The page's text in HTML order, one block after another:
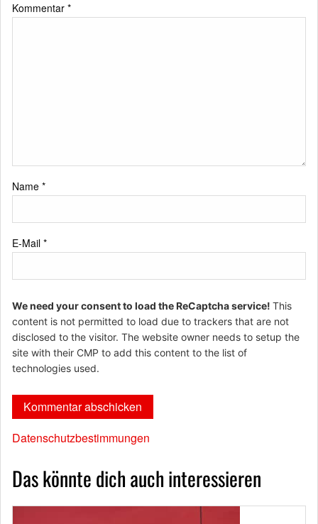
Kommentar *
Name *
E-Mail *
We need your consent to load the ReCaptcha service! This
content is not permitted to load due to trackers that are not
disclosed to the visitor. The website owner needs to setup the
site with their CMP to add this content to the list of
technologies used.
Datenschutzbestimmungen
Das könnte dich auch interessieren